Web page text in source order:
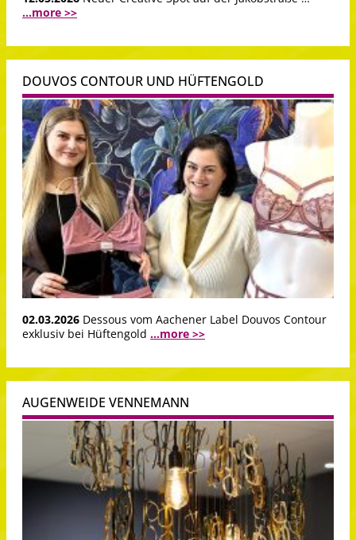
...more >>
DOUVOS CONTOUR UND HÜFTENGOLD
02.03.2026 Dessous vom Aachener Label Douvos Contour
exklusiv bei Hüftengold ...more >>
AUGENWEIDE VENNEMANN